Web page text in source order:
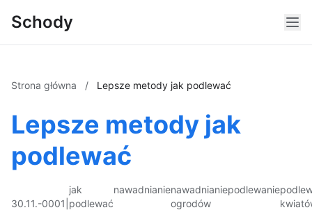
Schody
Strona główna / Lepsze metody jak podlewać
Lepsze metody jak
podlewać
30.11.-0001
jak
podlewać
nawadnianienawadnianie
ogrodów
podlewanie